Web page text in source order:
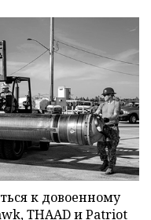
к довоенному
THAAD и Patriot